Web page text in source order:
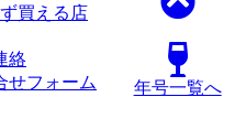
買える店
絡
せフォーム
年号一覧へ